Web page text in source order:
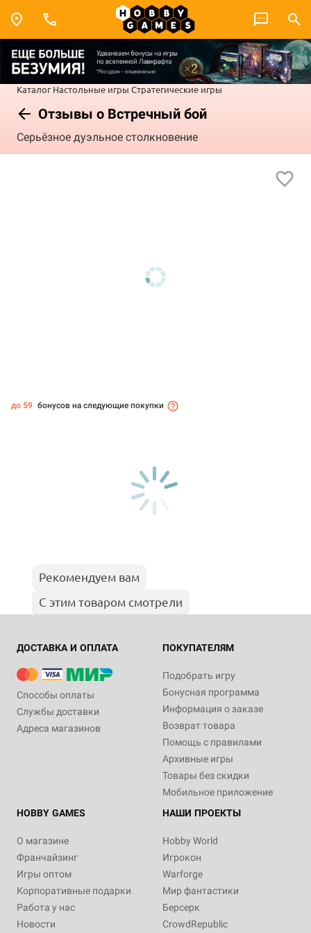
Каталог Настольные игры Стратегические игры
Отзывы о Встречный бой
Серьёзное дуэльное столкновение
до 59 бонусов на следующие покупки
Рекомендуем вам
С этим товаром смотрели
ДОСТАВКА И ОПЛАТА
Способы оплаты
Службы доставки
Адреса магазинов
ПОКУПАТЕЛЯМ
Подобрать игру
Бонусная программа
Информация о заказе
Возврат товара
Помощь с правилами
Архивные игры
Товары без скидки
Мобильное приложение
HOBBY GAMES
О магазине
Франчайзинг
Игры оптом
Корпоративные подарки
Работа у нас
Новости
НАШИ ПРОЕКТЫ
Hobby World
Игрокон
Warforge
Мир фантастики
Берсерк
CrowdRepublic